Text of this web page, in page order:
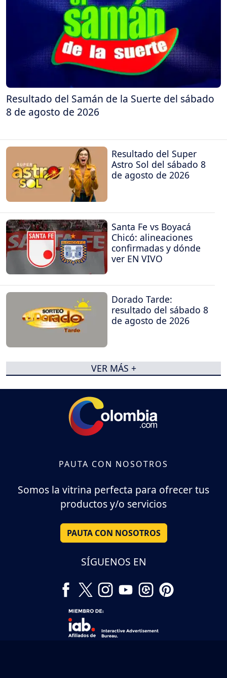
Resultado del Samán de la Suerte del sábado
8 de agosto de 2026
Resultado del Super
Astro Sol del sábado 8
de agosto de 2026
Santa Fe vs Boyacá
Chicó: alineaciones
confirmadas y dónde
ver EN VIVO
Dorado Tarde:
resultado del sábado 8
de agosto de 2026
VER MÁS +
PAUTA CON NOSOTROS
Somos la vitrina perfecta para ofrecer tus
productos y/o servicios
PAUTA CON NOSOTROS
SÍGUENOS EN